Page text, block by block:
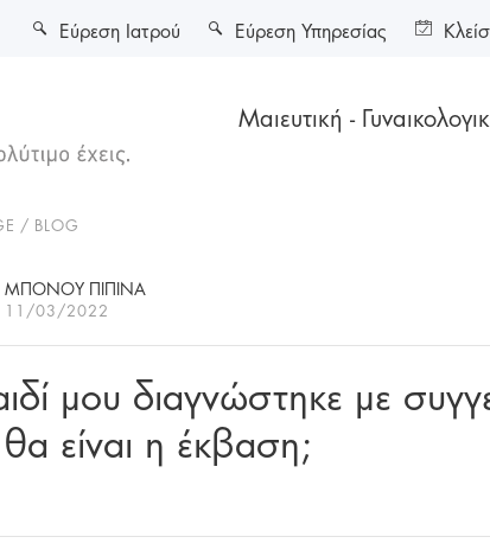
Μαιευτική -
Εύρεση Ιατρού Εύρεση Υπηρεσίας
BLOG
ΜΠΟΝΟΥ ΠΙΠΙΝΑ
11/03/2022
μου διαγνώστηκε με
είναι η έκβαση;